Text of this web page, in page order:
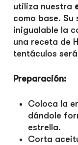
utiliza nuestra
como base.
inigualable la
una receta de
tentáculos
Preparación:
Coloca la
dándole
estrella.
Corta